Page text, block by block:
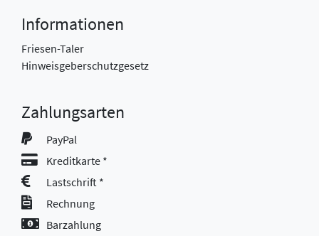
Informationen
Friesen-Taler
Hinweisgeberschutzgesetz
Zahlungsarten
PayPal
Kreditkarte *
Lastschrift *
Rechnung
Barzahlung